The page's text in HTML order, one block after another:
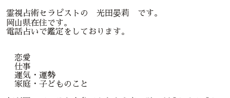
霊視占術セラピストの 光田晏莉 です。
岡山県在住です。
電話占いで鑑定をしております。
恋愛
仕事
運気・運勢
家庭・子どものこと